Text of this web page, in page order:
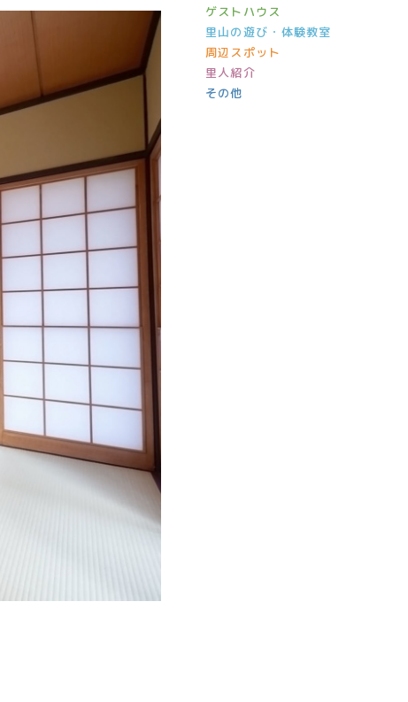
ゲストハウス
里山の遊び・体験教室
周辺スポット
里人紹介
その他